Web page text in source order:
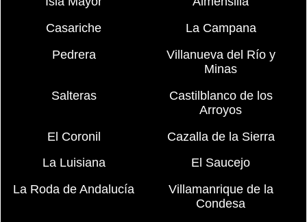
Casariche
La Campana
Pedrera
Villanueva del Río y
Minas
Salteras
Castilblanco de los
Arroyos
El Coronil
Cazalla de la Sierra
La Luisiana
El Saucejo
La Roda de Andalucía
Villamanrique de la
Condesa